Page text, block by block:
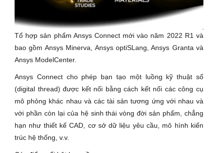
Tổ hợp sản phẩm Ansys Connect mới vào năm 2022 R1 và
bao gồm Ansys Minerva, Ansys optiSLang, Ansys Granta và
Ansys ModelCenter.
Ansys Connect cho phép bạn tạo một luồng kỹ thuật số
(digital thread) được kết nối bằng cách kết nối các công cụ
mô phỏng khác nhau và các tài sản tương ứng với nhau và
với phần còn lại của hệ sinh thái vòng đời sản phẩm, chẳng
hạn như thiết kế CAD, cơ sở dữ liệu yêu cầu, mô hình kiến
trúc hệ thống, v.v.